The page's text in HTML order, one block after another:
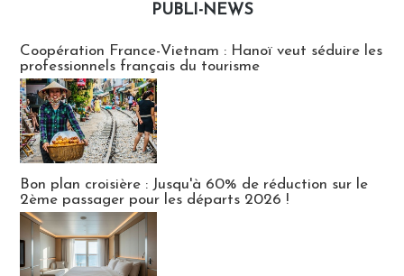
PUBLI-NEWS
Coopération France-Vietnam : Hanoï veut séduire les
professionnels français du tourisme
Bon plan croisière : Jusqu'à 60% de réduction sur le
2ème passager pour les départs 2026 !